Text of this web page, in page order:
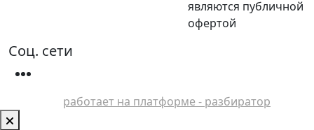
являются публичной
офертой
Соц. сети
работает на платформе - разбиратор